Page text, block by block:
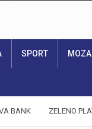
SPORT
BANK ZELENO